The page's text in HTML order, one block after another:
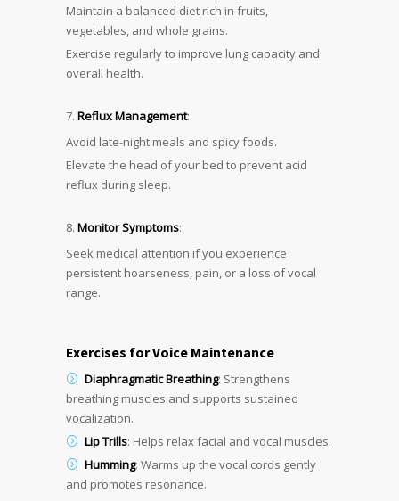
Maintain a balanced diet rich in fruits,
vegetables, and whole grains.
Exercise regularly to improve lung capacity and
overall health.
Reflux Management:
Avoid late-night meals and spicy foods.
Elevate the head of your bed to prevent acid
reflux during sleep.
Monitor Symptoms:
Seek medical attention if you experience
persistent hoarseness, pain, or a loss of vocal
range.
Exercises for Voice Maintenance
Diaphragmatic Breathing: Strengthens
breathing muscles and supports sustained
vocalization.
Lip Trills: Helps relax facial and vocal muscles.
Humming: Warms up the vocal cords gently
and promotes resonance.